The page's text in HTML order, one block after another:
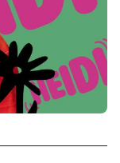
Tickets